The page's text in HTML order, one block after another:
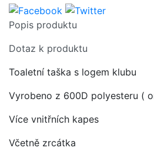
Popis produktu
Dotaz k produktu
Toaletní taška s logem klubu
Vyrobeno z 600D polyesteru (
Více vnitřních kapes
Včetně zrcátka